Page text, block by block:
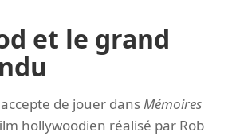
et le grand
de jouer dansMémoires
hollywoodien réalisé par Rob